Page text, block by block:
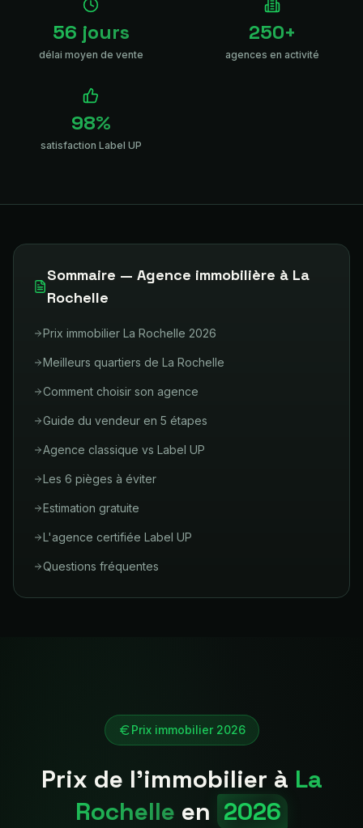
56 jours
délai moyen de vente
250+
agences en activité
98%
satisfaction Label UP
Sommaire — Agence immobilière à La
Rochelle
Prix immobilier La Rochelle 2026
Meilleurs quartiers de La Rochelle
Comment choisir son agence
Guide du vendeur en 5 étapes
Agence classique vs Label UP
Les 6 pièges à éviter
Estimation gratuite
L'agence certifiée Label UP
Questions fréquentes
Prix immobilier 2026
Prix de l'immobilier à La
Rochelle en 2026